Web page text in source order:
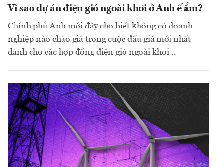
Vì sao dự án điện gió ngoài khơi ở Anh ế ẩm?
Chính phủ Anh mới đây cho biết không có doanh
nghiệp nào chào giá trong cuộc đấu giá mới nhất
dành cho các hợp đồng điện gió ngoài khơi...